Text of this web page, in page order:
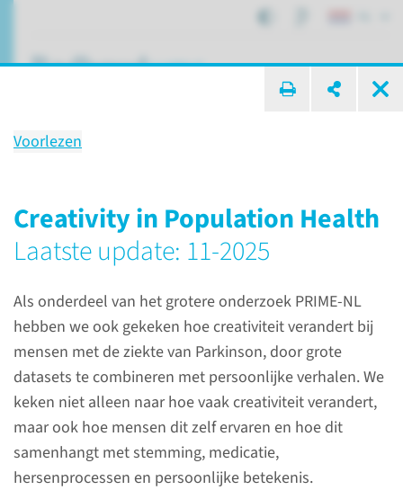
Voorlezen
Creativity in Population Health
Laatste update: 11-2025
Als onderdeel van het grotere onderzoek PRIME-NL
hebben we ook gekeken hoe creativiteit verandert bij
mensen met de ziekte van Parkinson, door grote
datasets te combineren met persoonlijke verhalen. We
keken niet alleen naar hoe vaak creativiteit verandert,
maar ook hoe mensen dit zelf ervaren en hoe dit
samenhangt met stemming, medicatie,
hersenprocessen en persoonlijke betekenis.
Onderzoeksresultaten
Door mee te doen aan onze
onderzoeken helpt u ons om
de ziekte van Parkinson en
andere bewegingsstoornissen